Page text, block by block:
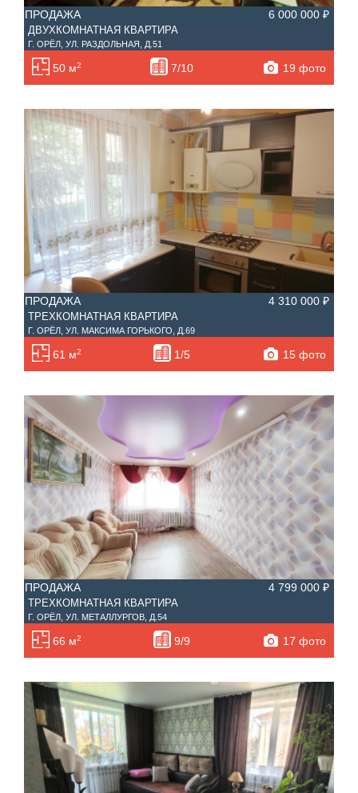
ПРОДАЖА 6 000 000 ₽
ДВУХКОМНАТНАЯ КВАРТИРА
Г. ОРЁЛ, УЛ. РАЗДОЛЬНАЯ, Д.51
50 м2 7/10 19 фото
ПРОДАЖА 4 310 000 ₽
ТРЕХКОМНАТНАЯ КВАРТИРА
Г. ОРЁЛ, УЛ. МАКСИМА ГОРЬКОГО, Д.69
61 м2 1/5 15 фото
ПРОДАЖА 4 799 000 ₽
ТРЕХКОМНАТНАЯ КВАРТИРА
Г. ОРЁЛ, УЛ. МЕТАЛЛУРГОВ, Д.54
66 м2 9/9 17 фото